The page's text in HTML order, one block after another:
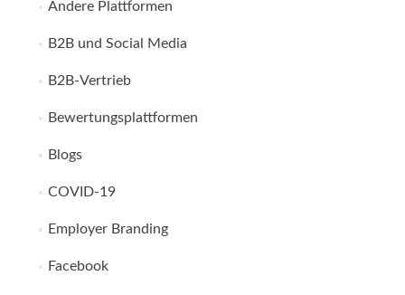
Andere Plattformen
B2B und Social Media
B2B-Vertrieb
Bewertungsplattformen
Blogs
COVID-19
Employer Branding
Facebook